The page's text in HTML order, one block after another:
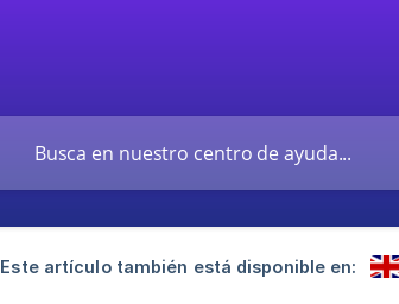
Este artículo también está disponible en: